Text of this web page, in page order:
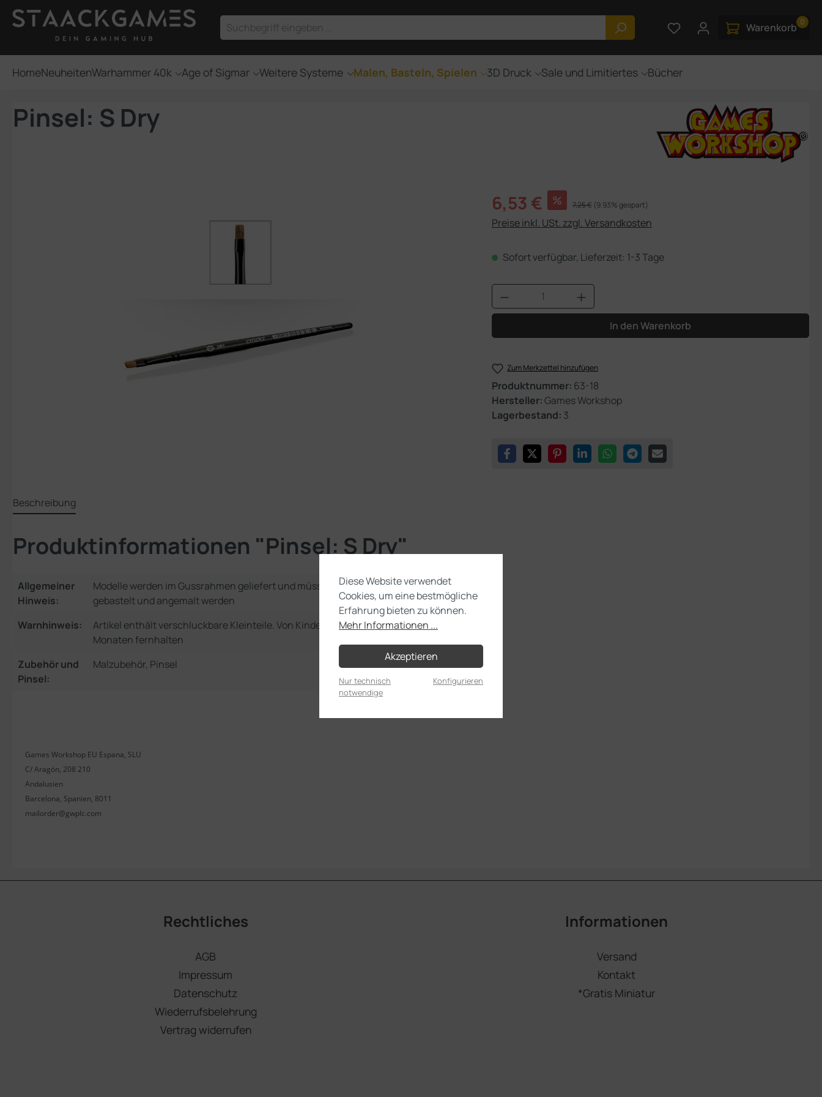
Hauptinhalt springen
Zur Suche springen
Du hast 0 Produkte auf dem
Warenkorb 0
HomeNeuheitenWarhammer 40k Age of Sigmar Weitere Systeme Malen, Basteln, Spielen 3D Druck Sale und Limitiertes Bücher
Pinsel: S Dry
Verkaufspreis:
6,53 € % Regulärer Preis:
7,25 € (9.93% gespart)
Preise inkl. USt. zzgl. Versandkosten
Sofort verfügbar, Lieferzeit: 1-3 Tage
Produkt Anzahl: Gib den gewünschten Wert
In den Warenkorb
Zum Merkzettel hinzufügen
Produktnummer: 63-18
Hersteller:Games Workshop
Lagerbestand: 3
Beschreibung
Produktinformationen "Pinsel: S Dry"
Allgemeiner
Hinweis:
Modelle werden im Gussrahmen geliefert und müssen noch selbst
gebastelt und angemalt werden
Warnhinweis:
Artikel enthält verschluckbare Kleinteile. Von Kindern unter 36
Monaten fernhalten
Zubehör und
Pinsel:
Malzubehör, Pinsel
Games Workshop EU Espana, SLU
C/ Aragón, 208 210
Andalusien
Barcelona, Spanien, 8011
mailorder@gwplc.com
Rechtliches
AGB
Impressum
Datenschutz
Wiederrufsbelehrung
Vertrag widerrufen
Informationen
Versand
Kontakt
*Gratis Miniatur
Diese Website verwendet
Cookies, um eine bestmögliche
Erfahrung bieten zu können.
Mehr Informationen ...
Akzeptieren
Nur technisch
notwendige
Konfigurieren